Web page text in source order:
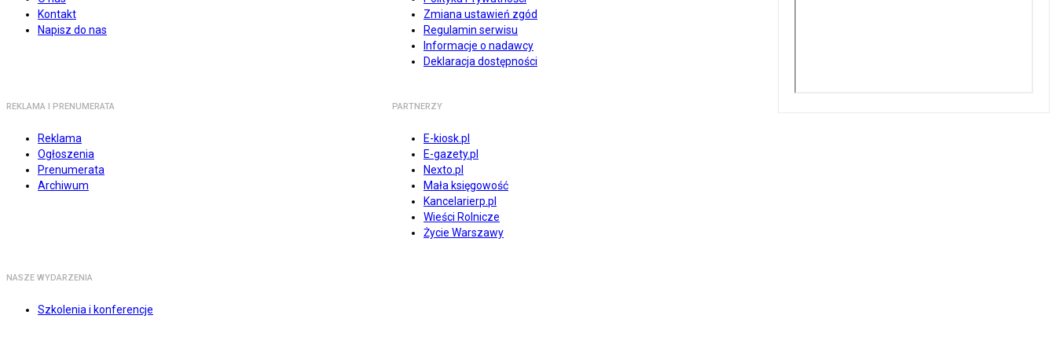
Kontakt
Napisz do nas
Zmiana ustawień zgód
Regulamin serwisu
Informacje o nadawcy
Deklaracja dostępności
REKLAMA I PRENUMERATA
Reklama
Ogłoszenia
Prenumerata
Archiwum
PARTNERZY
E-kiosk.pl
E-gazety.pl
Nexto.pl
Mała księgowość
Kancelarierp.pl
Wieści Rolnicze
Życie Warszawy
NASZE WYDARZENIA
Szkolenia i konferencje